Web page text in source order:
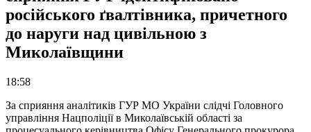
російського ґвалтівника, причетного
до наруги над цивільною з
Миколаївщини
18:58
За сприяння аналітиків ГУР МО України слідчі Головного
управління Нацполіції в Миколаївській області за